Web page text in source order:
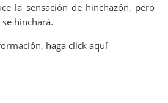
la sensación de hinchazón, pero
hinchará.
haga click aquí